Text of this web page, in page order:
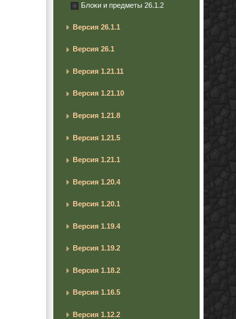
Блоки и предметы 26.1.2
Версия 26.1.1
Версия 26.1
Версия 1.21.11
Версия 1.21.10
Версия 1.21.8
Версия 1.21.5
Версия 1.21.1
Версия 1.20.4
Версия 1.20.1
Версия 1.19.4
Версия 1.19.2
Версия 1.18.2
Версия 1.16.5
Версия 1.12.2